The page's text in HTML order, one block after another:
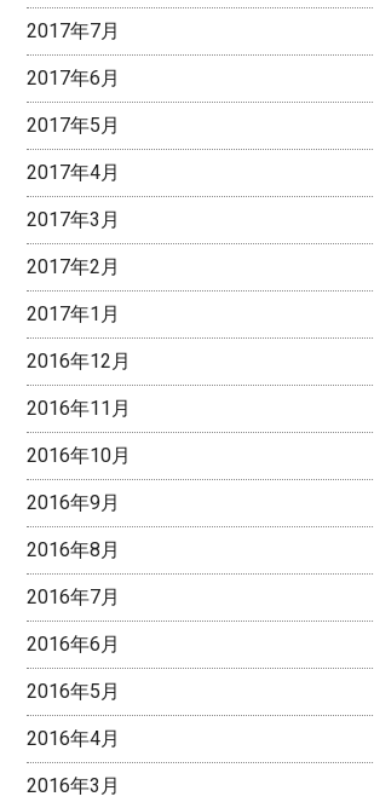
2017年7月
2017年6月
2017年5月
2017年4月
2017年3月
2017年2月
2017年1月
2016年12月
2016年11月
2016年10月
2016年9月
2016年8月
2016年7月
2016年6月
2016年5月
2016年4月
2016年3月